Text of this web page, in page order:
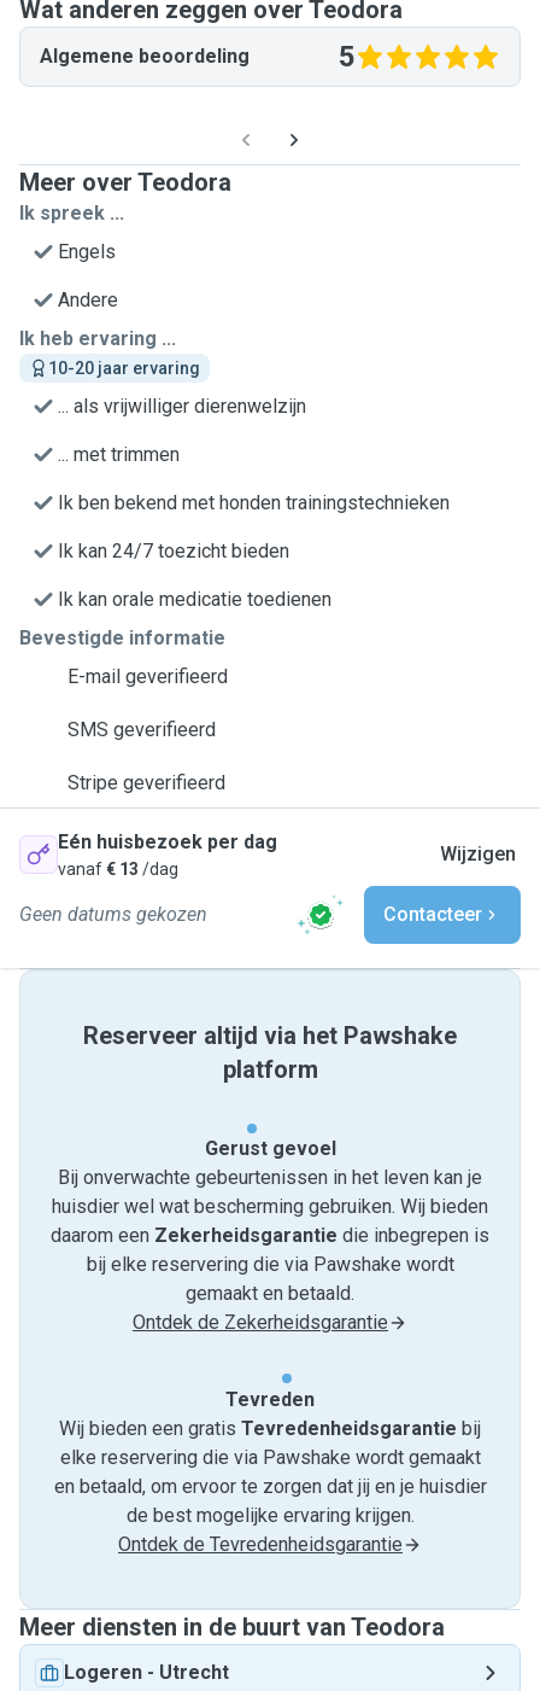
Wat anderen zeggen over Teodora
Algemene beoordeling 5
Meer over Teodora
Ik spreek ...
Engels
Andere
Ik heb ervaring ...
10-20 jaar ervaring
... als vrijwilliger dierenwelzijn
... met trimmen
Ik ben bekend met honden trainingstechnieken
Ik kan 24/7 toezicht bieden
Ik kan orale medicatie toedienen
Bevestigde informatie
E-mail geverifieerd
SMS geverifieerd
Stripe geverifieerd
Eén huisbezoek per dag
vanaf€ 13 /dag
Wijzigen
Geen datums gekozen Contacteer
Reserveer altijd via het Pawshake
platform
Gerust gevoel
Bij onverwachte gebeurtenissen in het leven kan je
huisdier wel wat bescherming gebruiken. Wij bieden
daarom een Zekerheidsgarantie die inbegrepen is
bij elke reservering die via Pawshake wordt
gemaakt en betaald.
Ontdek de Zekerheidsgarantie
Tevreden
Wij bieden een gratis Tevredenheids­garantie bij
elke reservering die via Pawshake wordt gemaakt
en betaald, om ervoor te zorgen dat jij en je huisdier
de best mogelijke ervaring krijgen.
Ontdek de Tevredenheidsgarantie
Meer diensten in de buurt van Teodora
Logeren - Utrecht